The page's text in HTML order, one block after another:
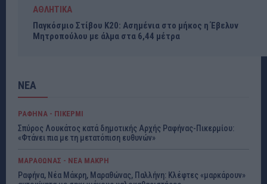
ΑΘΛΗΤΙΚΑ
Παγκόσμιο Στίβου Κ20: Ασημένια στο μήκος η Έβελυν
Μητροπούλου με άλμα στα 6,44 μέτρα
ΝΕΑ
ΡΑΦΗΝΑ - ΠΙΚΕΡΜΙ
Σπύρος Λουκάτος κατά δημοτικής Αρχής Ραφήνας-Πικερμίου:
«Φτάνει πια με τη μετατόπιση ευθυνών»
ΜΑΡΑΘΩΝΑΣ - ΝΕΑ ΜΑΚΡΗ
Ραφήνα, Νέα Μάκρη, Μαραθώνας, Παλλήνη: Κλέφτες «μαρκάρουν»